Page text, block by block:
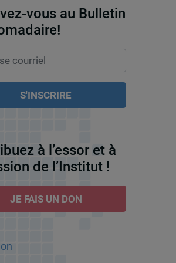
vous au Bulletin
à l’essor et à
de l’Institut !
JE FAIS UN DON